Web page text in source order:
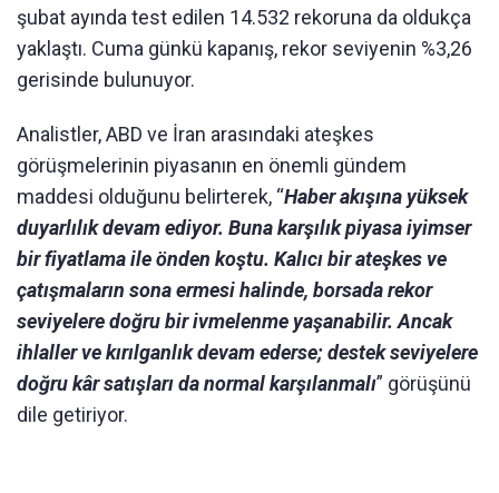
şubat ayında test edilen 14.532 rekoruna da oldukça
yaklaştı. Cuma günkü kapanış, rekor seviyenin %3,26
gerisinde bulunuyor.
Analistler, ABD ve İran arasındaki ateşkes
görüşmelerinin piyasanın en önemli gündem
maddesi olduğunu belirterek, “Haber akışına yüksek
duyarlılık devam ediyor. Buna karşılık piyasa iyimser
bir fiyatlama ile önden koştu. Kalıcı bir ateşkes ve
çatışmaların sona ermesi halinde, borsada rekor
seviyelere doğru bir ivmelenme yaşanabilir. Ancak
ihlaller ve kırılganlık devam ederse; destek seviyelere
doğru kâr satışları da normal karşılanmalı” görüşünü
dile getiriyor.